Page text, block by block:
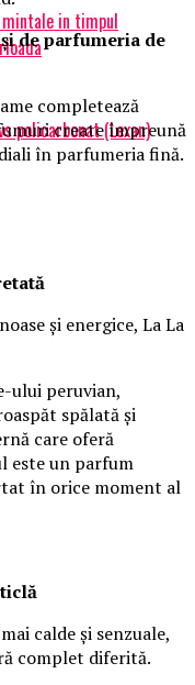
in timpul
policarbonat (Lexan)
de parfumeria de
completează
create împreună
în parfumeria fină.
și energice, La La
ului peruvian,
spălată și
care oferă
este un parfum
în orice moment al
calde și senzuale,
complet diferită.